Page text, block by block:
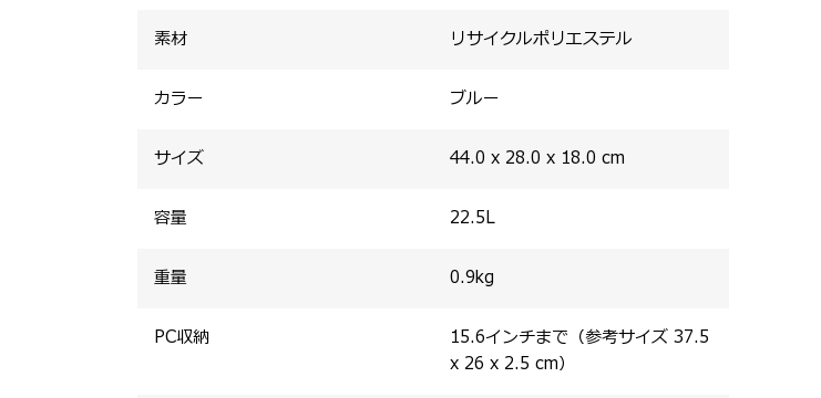
素材 リサイクルポリエステル
カラー ブルー
サイズ 44.0 x 28.0 x 18.0 cm
容量 22.5L
重量 0.9kg
PC収納
15.6インチまで（参考サイズ 37.5
x 26 x 2.5 cm）